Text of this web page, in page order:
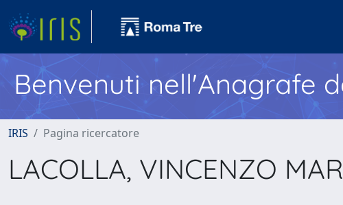
Benvenuti nell'Anagrafe
IRIS Pagina ricercatore
LACOLLA, VINCENZO